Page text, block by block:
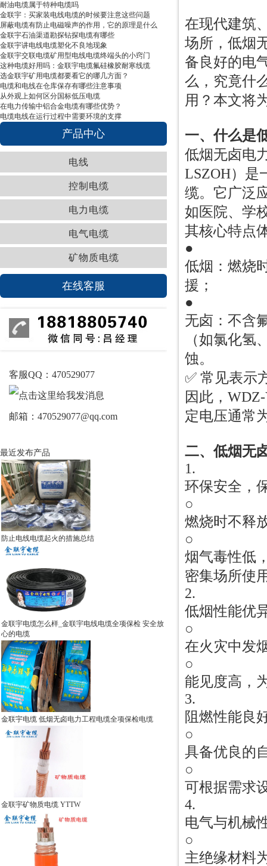
耐油电缆属于特种电缆吗
金联宇：买家装电线电缆的时候要注意这些问题
屏蔽电缆有防止电磁噪声的作用，它的原理是什么
金联宇石油渠道勘探钻探电缆有哪些
金联宇讲电线电缆塑化不良地现象
金联宇交联电缆矿用型电线电缆终端头的小窍门
这种电缆好用吗：金联宇电缆氟硅橡胶耐寒线缆
选金联宇矿用电缆都要看它的哪几方面？
电缆和电线在仓库保存有哪些注意事项
从外观上如何区分国标低压电缆
在电力传输中铝合金电缆有哪些优势？
电缆电线在运行过程中需要环境的支撑
产品中心
电线
控制电缆
电力电缆
电气电缆
矿物质电缆
在线客服
客服QQ：470529077
邮箱：470529077@qq.com
最近发布产品
防止电线电缆起火的措施总结
金联宇电缆怎么样_金联宇电线电缆全项保检 安全放
心的电缆
金联宇电缆 低烟无卤电力工程电缆全项保检电缆
金联宇矿物质电缆 YTTW
在现代建筑
场所，低烟
备良好的电
么，究竟什
用？本文将
一、什么是
低烟无卤电
LSZOH）是
缆。它广泛
如医院、学
其核心特点
●
低烟：燃烧
援；
●
无卤：不含
（如氯化
蚀。
✅ 常见表示
因此，
定电压通常
二、低烟无
1.
环保安全，
○
燃烧时不释
○
烟气毒性低
密集场所使
2.
低烟性能优
○
在火灾中发
○
能见度高，
3.
阻燃性能良
○
具备优良的
○
可根据需求
4.
电气与机械
○
主绝缘材料